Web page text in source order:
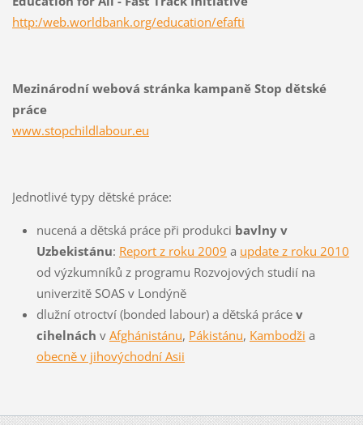
http:/web.worldbank.org/education/efafti
Mezinárodní webová stránka kampaně Stop dětské
práce
www.stopchildlabour.eu
Jednotlivé typy dětské práce:
nucená a dětská práce při produkci bavlny v
Uzbekistánu: Report z roku 2009 a update z roku 2010
od výzkumníků z programu Rozvojových studií na
univerzitě SOAS v Londýně
dlužní otroctví (bonded labour) a dětská prácev
cihelnách v Afghánistánu, Pákistánu, Kambodži a
obecně v jihovýchodní Asii